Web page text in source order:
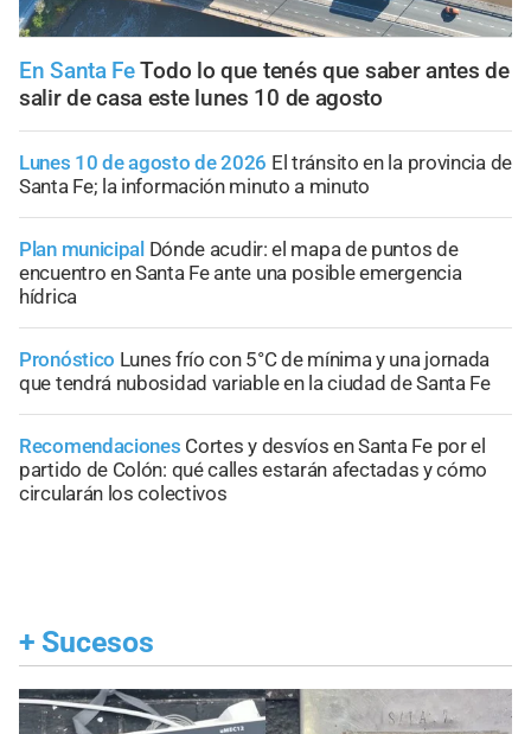
En Santa FeTodo lo que tenés que saber antes de
salir de casa este lunes 10 de agosto
Lunes 10 de agosto de 2026 El tránsito en la provincia de
Santa Fe; la información minuto a minuto
Plan municipal Dónde acudir: el mapa de puntos de
encuentro en Santa Fe ante una posible emergencia
hídrica
Pronóstico Lunes frío con 5°C de mínima y una jornada
que tendrá nubosidad variable en la ciudad de Santa Fe
Recomendaciones Cortes y desvíos en Santa Fe por el
partido de Colón: qué calles estarán afectadas y cómo
circularán los colectivos
+ Sucesos